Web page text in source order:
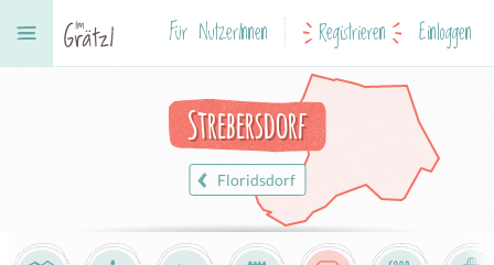
Für NutzerInnen Registrieren Einloggen
Strebersdorf
Floridsdorf